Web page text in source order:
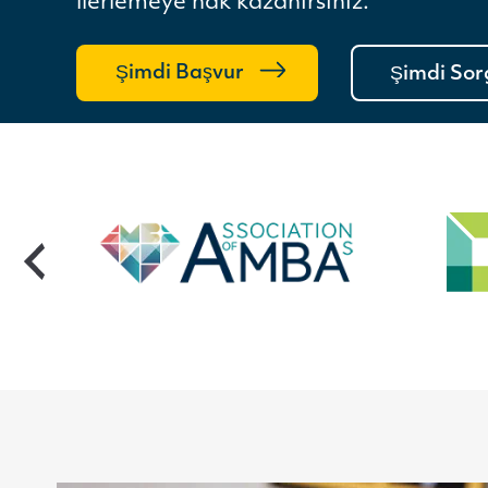
Şimdi Başvur Şimdi